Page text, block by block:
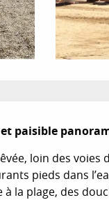
paisible
loin des
pieds dans
à la plage, des